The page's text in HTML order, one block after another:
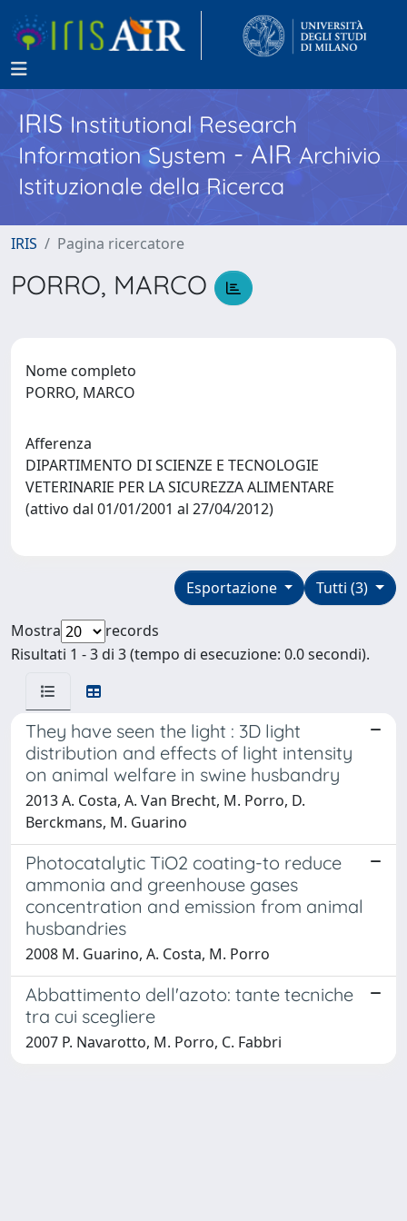
IRISInstitutional Research
Information System - AIR Archivio
Istituzionale della Ricerca
IRIS Pagina ricercatore
PORRO, MARCO
Nome completo
PORRO, MARCO
Afferenza
DIPARTIMENTO DI SCIENZE E TECNOLOGIE
VETERINARIE PER LA SICUREZZA ALIMENTARE
(attivo dal 01/01/2001 al 27/04/2012)
Tutti (3)
Esportazione
Mostra
records
Risultati 1 - 3 di 3 (tempo di esecuzione: 0.0 secondi).
They have seen the light : 3D light
distribution and effects of light intensity
on animal welfare in swine husbandry
2013 A. Costa, A. Van Brecht, M. Porro, D.
Berckmans, M. Guarino
Photocatalytic TiO2 coating-to reduce
ammonia and greenhouse gases
concentration and emission from animal
husbandries
2008 M. Guarino, A. Costa, M. Porro
Abbattimento dell'azoto: tante tecniche
tra cui scegliere
2007 P. Navarotto, M. Porro, C. Fabbri